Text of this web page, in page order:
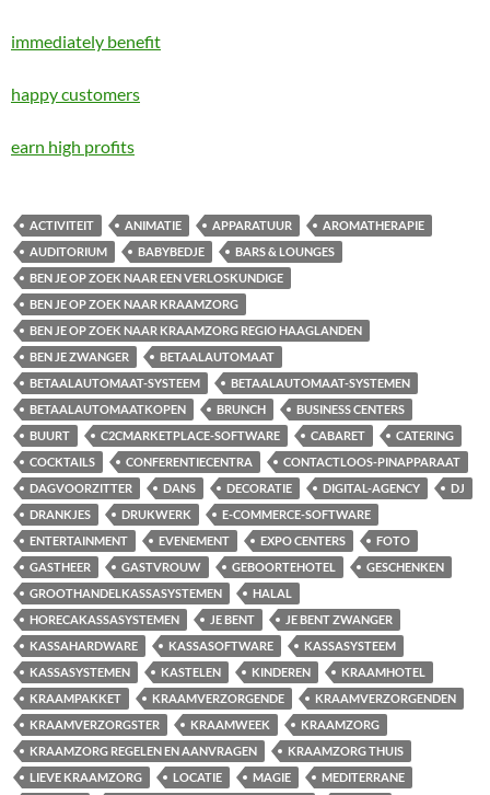
immediately benefit
happy customers
earn high profits
ACTIVITEIT ANIMATIE APPARATUUR
AROMATHERAPIE
AUDITORIUM
BABYBEDJE
BARS & LOUNGES
BEN JE OP ZOEK NAAR EEN VERLOSKUNDIGE
BEN JE OP ZOEK NAAR KRAAMZORG
BEN JE OP ZOEK NAAR KRAAMZORG REGIO HAAGLANDEN
BEN JE ZWANGER
BETAALAUTOMAAT
BETAALAUTOMAAT-SYSTEEM
BETAALAUTOMAAT-SYSTEMEN
BETAALAUTOMAATKOPEN
BRUNCH
BUSINESS CENTERS
BUURT
C2CMARKETPLACE-SOFTWARE CABARET
CATERING
COCKTAILS
CONFERENTIECENTRA
CONTACTLOOS-PINAPPARAAT
DAGVOORZITTER
DANS DECORATIE DIGITAL-AGENCY
DJ
DRANKJES
DRUKWERK
E-COMMERCE-SOFTWARE
ENTERTAINMENT
EVENEMENT EXPO CENTERS
FOTO
GASTHEER
GASTVROUW GEBOORTEHOTEL
GESCHENKEN
GROOTHANDELKASSASYSTEMEN
HALAL
HORECAKASSASYSTEMEN
JE BENT
JE BENT ZWANGER
KASSAHARDWARE
KASSASOFTWARE
KASSASYSTEEM
KASSASYSTEMEN
KASTELEN KINDEREN
KRAAMHOTEL
KRAAMPAKKET
KRAAMVERZORGENDE
KRAAMVERZORGENDEN
KRAAMVERZORGSTER
KRAAMWEEK
KRAAMZORG
KRAAMZORG REGELEN EN AANVRAGEN
KRAAMZORG THUIS
LIEVE KRAAMZORG
LOCATIE MAGIE
MEDITERRANE